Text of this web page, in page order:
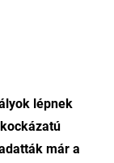
lépnek
már a